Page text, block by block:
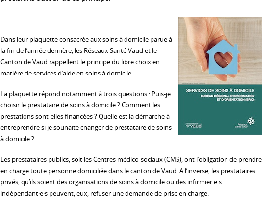
Dans leur plaquette consacrée aux soins à domicile parue à
la fin de l’année dernière, les Réseaux Santé Vaud et le
Canton de Vaud rappellent le principe du libre choix en
matière de services d’aide en soins à domicile.
La plaquette répond notamment à trois questions : Puis-je
choisir le prestataire de soins à domicile ? Comment les
prestations sont-elles financées ? Quelle est la démarche à
entreprendre si je souhaite changer de prestataire de soins
à domicile ?
Les prestataires publics, soit les Centres médico-sociaux (CMS), ont l’obligation de prendre
en charge toute personne domiciliée dans le canton de Vaud. A l’inverse, les prestataires
privés, qu’ils soient des organisations de soins à domicile ou des infirmier·e·s
indépendant·e·s peuvent, eux, refuser une demande de prise en charge.